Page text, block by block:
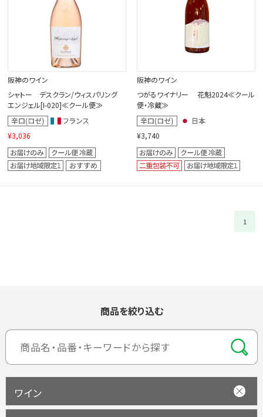
阪神のワイン
シャトー デスクラン/ウィスパリング
エンジェル[I-020]≪クール便≫
¥3,036
阪神のワイン
つがるワイナリー 花魁2024≪クール
便・冷蔵≫
¥3,740
1
商品を絞り込む
ワイン